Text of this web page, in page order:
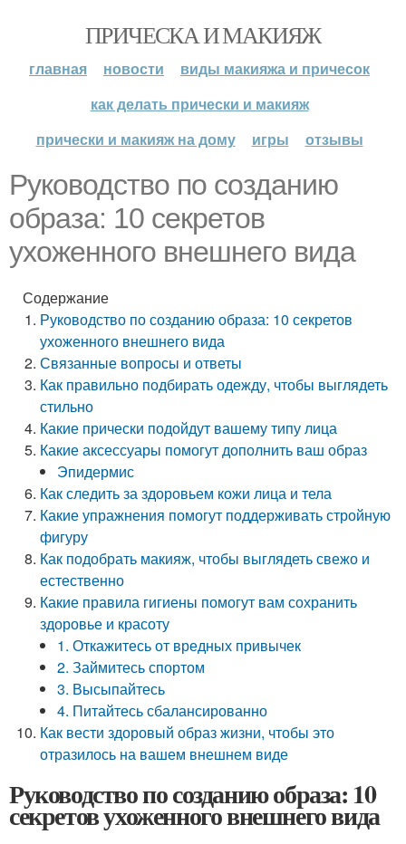
ПРИЧЕСКА И МАКИЯЖ
главная новости
виды макияжа и причесок
как делать прически и макияж
прически и макияж на дому
игры отзывы
Руководство по созданию
образа: 10 секретов
ухоженного внешнего вида
Содержание
Руководство по созданию образа: 10 секретов
ухоженного внешнего вида
Связанные вопросы и ответы
Как правильно подбирать одежду, чтобы выглядеть
стильно
Какие прически подойдут вашему типу лица
Какие аксессуары помогут дополнить ваш образ
Эпидермис
Как следить за здоровьем кожи лица и тела
Какие упражнения помогут поддерживать стройную
фигуру
Как подобрать макияж, чтобы выглядеть свежо и
естественно
Какие правила гигиены помогут вам сохранить
здоровье и красоту
1. Откажитесь от вредных привычек
2. Займитесь спортом
3. Высыпайтесь
4. Питайтесь сбалансированно
Как вести здоровый образ жизни, чтобы это
отразилось на вашем внешнем виде
Руководство по созданию образа: 10
секретов ухоженного внешнего вида